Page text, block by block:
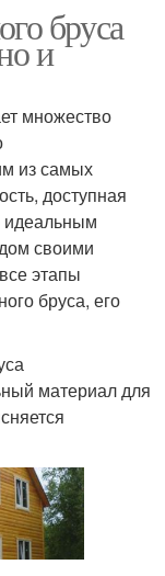
бруса
и
множество
из самых
доступная
идеальным
своими
этапы
бруса, его
материал для